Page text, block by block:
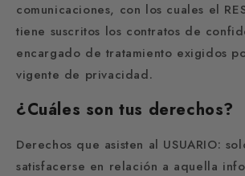
comunicaciones, con los cuales el
tiene suscritos los contratos de
encargado de tratamiento exigidos
vigente de privacidad.
¿Cuáles son tus derechos?
Derechos que asisten al USUARIO:
satisfacerse en relación a aquella